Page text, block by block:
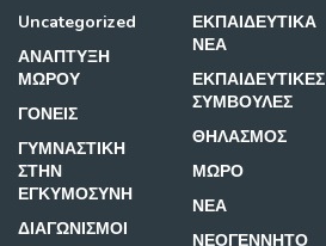
Uncategorized
ΑΝΑΠΤΥΞΗ
ΜΩΡΟΥ
ΓΟΝΕΙΣ
ΓΥΜΝΑΣΤΙΚΗ
ΣΤΗΝ
ΕΓΚΥΜΟΣΥΝΗ
ΔΙΑΓΩΝΙΣΜΟΙ
ΕΚΠΑΙΔΕΥΤΙΚΑ
ΝΕΑ
ΕΚΠΑΙΔΕΥΤΙΚΕΣ
ΣΥΜΒΟΥΛΕΣ
ΘΗΛΑΣΜΟΣ
ΜΩΡΟ
ΝΕΑ
ΝΕΟΓΕΝΝΗΤΟ